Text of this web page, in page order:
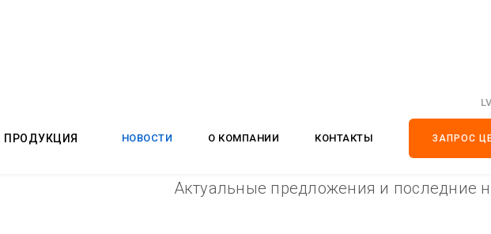
LV
ПРОДУКЦИЯ НОВОСТИ О КОМПАНИИ КОНТАКТЫ ЗАПРОС
Актуальные предложения и последние